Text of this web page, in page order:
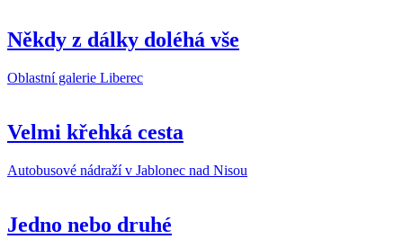
Někdy z dálky doléhá vše
Oblastní galerie Liberec
Velmi křehká cesta
Autobusové nádraží v Jablonec nad Nisou
Jedno nebo druhé